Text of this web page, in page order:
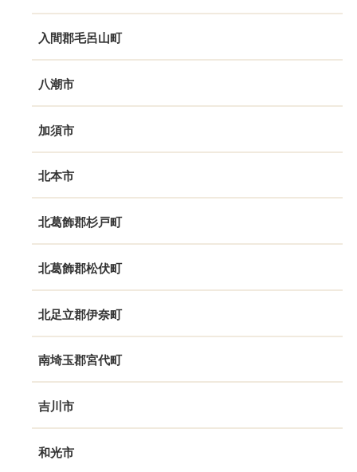
入間郡毛呂山町
八潮市
加須市
北本市
北葛飾郡杉戸町
北葛飾郡松伏町
北足立郡伊奈町
南埼玉郡宮代町
吉川市
和光市